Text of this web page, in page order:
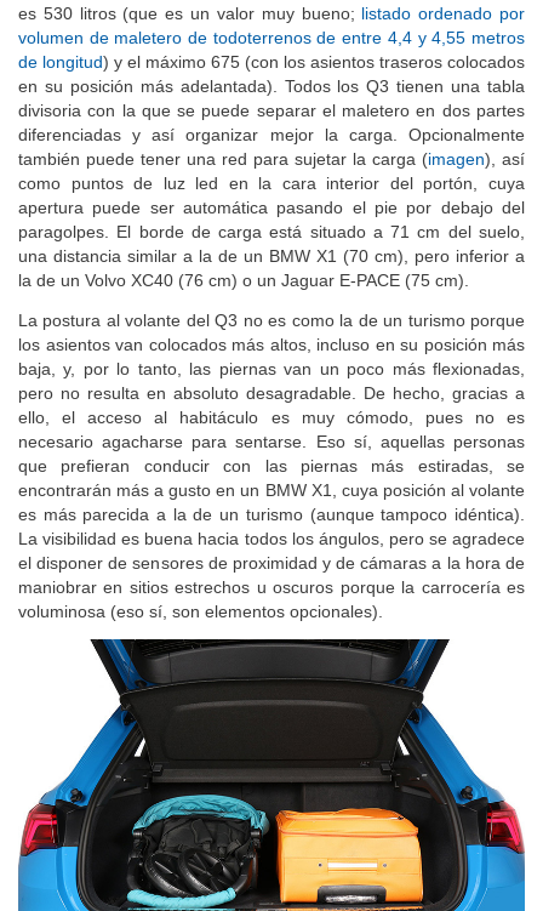
es 530 litros (que es un valor muy bueno; listado ordenado por
volumen de maletero de todoterrenos de entre 4,4 y 4,55 metros
de longitud) y el máximo 675 (con los asientos traseros colocados
en su posición más adelantada). Todos los Q3 tienen una tabla
divisoria con la que se puede separar el maletero en dos partes
diferenciadas y así organizar mejor la carga. Opcionalmente
también puede tener una red para sujetar la carga (imagen), así
como puntos de luz led en la cara interior del portón, cuya
apertura puede ser automática pasando el pie por debajo del
paragolpes. El borde de carga está situado a 71 cm del suelo,
una distancia similar a la de un BMW X1 (70 cm), pero inferior a
la de un Volvo XC40 (76 cm) o un Jaguar E-PACE (75 cm).
La postura al volante del Q3 no es como la de un turismo porque
los asientos van colocados más altos, incluso en su posición más
baja, y, por lo tanto, las piernas van un poco más flexionadas,
pero no resulta en absoluto desagradable. De hecho, gracias a
ello, el acceso al habitáculo es muy cómodo, pues no es
necesario agacharse para sentarse. Eso sí, aquellas personas
que prefieran conducir con las piernas más estiradas, se
encontrarán más a gusto en un BMW X1, cuya posición al volante
es más parecida a la de un turismo (aunque tampoco idéntica).
La visibilidad es buena hacia todos los ángulos, pero se agradece
el disponer de sensores de proximidad y de cámaras a la hora de
maniobrar en sitios estrechos u oscuros porque la carrocería es
voluminosa (eso sí, son elementos opcionales).